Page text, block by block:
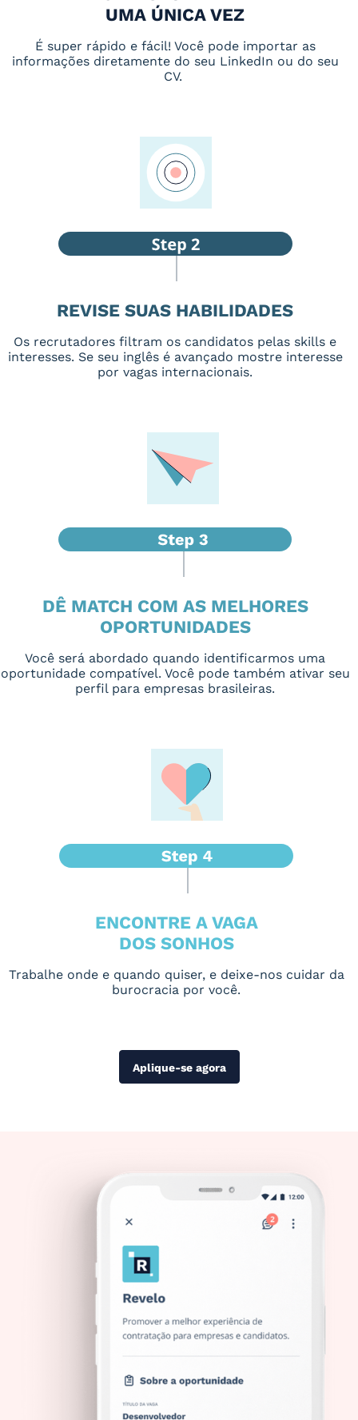
UMA ÚNICA VEZ
É super rápido e fácil! Você pode importar as
informações diretamente do seu LinkedIn ou do seu
CV.
REVISE SUAS HABILIDADES
Os recrutadores filtram os candidatos pelas skills e
interesses. Se seu inglês é avançado mostre interesse
por vagas internacionais.
DÊ MATCH COM AS MELHORES
OPORTUNIDADES
Você será abordado quando identificarmos uma
oportunidade compatível. Você pode também ativar seu
perfil para empresas brasileiras.
ENCONTRE A VAGA
DOS SONHOS
Trabalhe onde e quando quiser, e deixe-nos cuidar da
burocracia por você.
Aplique-se agora